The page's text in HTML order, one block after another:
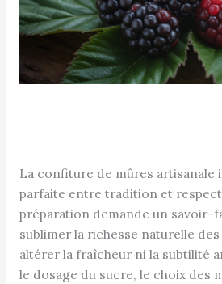
La confiture de mûres artisanale
parfaite entre tradition et
préparation demande un savoir-
sublimer la richesse naturelle
altérer la fraîcheur ni la subtilité
le dosage du sucre, le choix des